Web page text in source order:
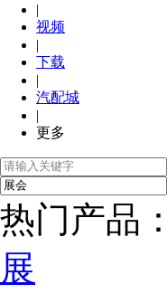
|
视频
|
下载
|
汽配城
|
更多
热门产品：
展